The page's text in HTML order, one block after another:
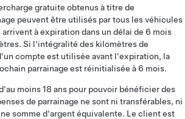
gratuite obtenus à titre de
peuvent être utilisés par tous les véhicules
à expiration dans un délai de 6 mois
Si l'intégralité des kilomètres de
compte est utilisée avant l'expiration, la
parrainage est réinitialisée à 6 mois.
moins 18 ans pour pouvoir bénéficier des
de parrainage ne sont ni transférables, ni
somme d'argent équivalente. Le client est